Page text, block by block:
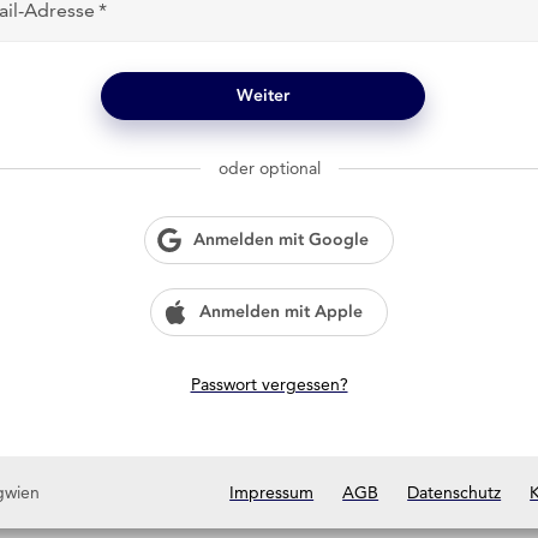
Adresse
Weiter
oder optional
Anmelden mit Google
Anmelden mit Apple
Passwort vergessen?
Impressum AGB Datenschutz